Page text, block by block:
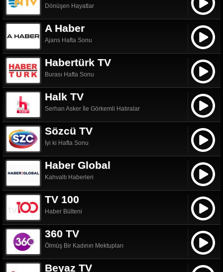
Dönüşen Hayatlar
A Haber
Ajans Hafta Sonu
Habertürk TV
Burası Hafta Sonu
Halk TV
Serhan Asker İle Görkemli Hatıralar
Sözcü TV
İyi ki Hafta Sonu
Haber Global
Kahvaltı Haberleri
TV 100
Haber Bülteni
360 TV
Ölmüş Bir Kadının Mektupları
Beyaz TV